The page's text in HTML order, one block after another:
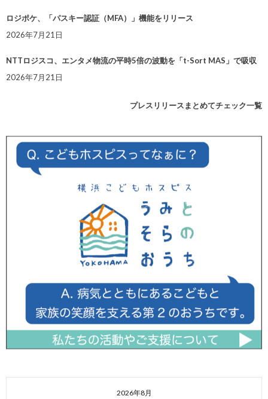
ロジポケ、「パスキー認証（MFA）」機能をリリース
2026年7月21日
NTTロジスコ、エンタメ物流の平時5倍の波動を「t-Sort MAS」で吸収
2026年7月21日
プレスリリースまとめてチェック一覧
2026年8月